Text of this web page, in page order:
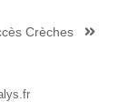
Crèches